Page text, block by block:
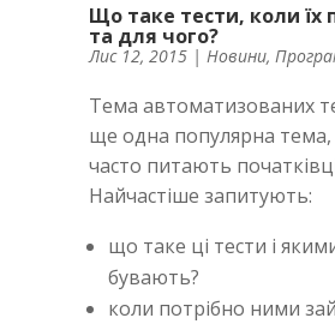
Що таке тести, коли їх
та для чого?
Лис 12, 2015 | Новини,
Тема автоматизованих
ще одна популярна тема,
часто питають
Найчастіше запитують:
що таке ці тести і
бувають?
коли потрібно ними